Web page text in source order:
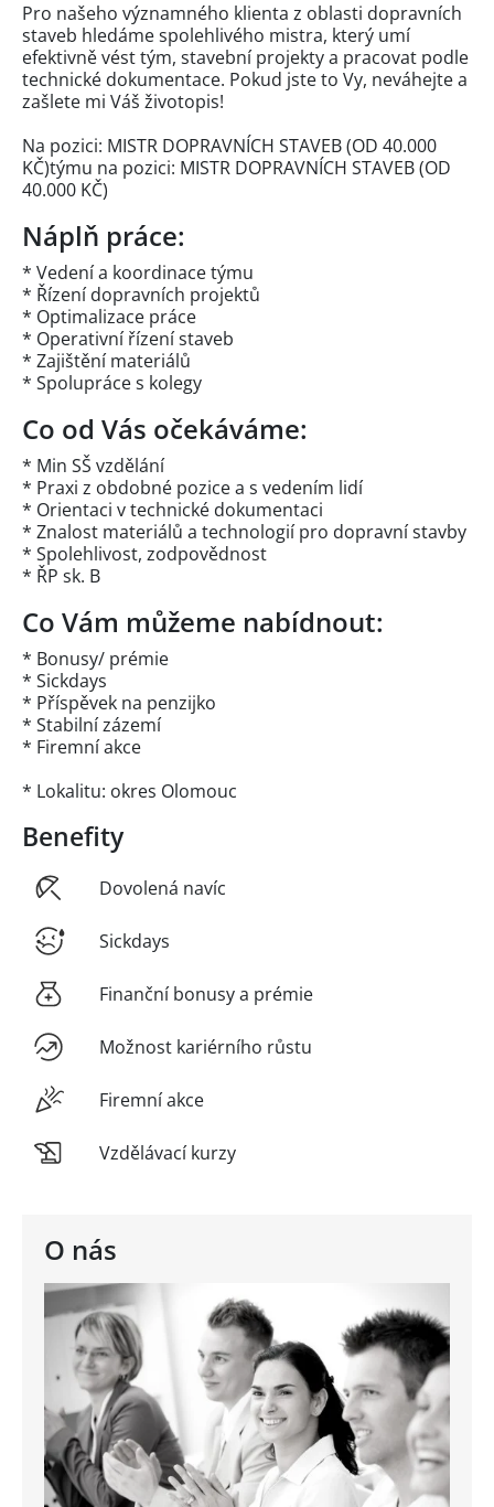
O nás
Pro našeho významného klienta z oblasti dopravních
staveb hledáme spolehlivého mistra, který umí
efektivně vést tým, stavební projekty a pracovat podle
technické dokumentace. Pokud jste to Vy, neváhejte a
zašlete mi Váš životopis!
Na pozici: MISTR DOPRAVNÍCH STAVEB (OD 40.000
KČ)týmu na pozici: MISTR DOPRAVNÍCH STAVEB (OD
40.000 KČ)
Náplň práce:
* Vedení a koordinace týmu
* Řízení dopravních projektů
* Optimalizace práce
* Operativní řízení staveb
* Zajištění materiálů
* Spolupráce s kolegy
Co od Vás očekáváme:
* Min SŠ vzdělání
* Praxi z obdobné pozice a s vedením lidí
* Orientaci v technické dokumentaci
* Znalost materiálů a technologií pro dopravní stavby
* Spolehlivost, zodpovědnost
* ŘP sk. B
Co Vám můžeme nabídnout:
* Bonusy/ prémie
* Sickdays
* Příspěvek na penzijko
* Stabilní zázemí
* Firemní akce
* Lokalitu: okres Olomouc
Benefity
Dovolená navíc
Sickdays
Finanční bonusy a prémie
Možnost kariérního růstu
Firemní akce
Vzdělávací kurzy